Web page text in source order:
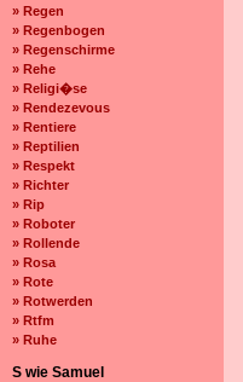
» Regen
» Regenbogen
» Regenschirme
» Rehe
» Religi�se
» Rendezevous
» Rentiere
» Reptilien
» Respekt
» Richter
» Rip
» Roboter
» Rollende
» Rosa
» Rote
» Rotwerden
» Rtfm
» Ruhe
S wie Samuel